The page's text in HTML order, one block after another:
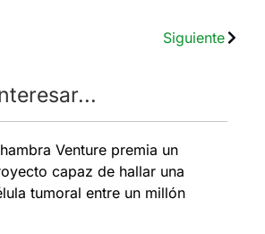
Siguiente
Venture premia un
capaz de hallar una
tumoral entre un millón